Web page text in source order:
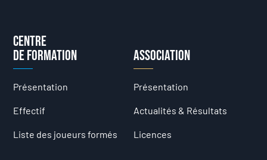
Centre
de formation
Présentation
Effectif
Liste des joueurs formés
Association
Présentation
Actualités & Résultats
Licences